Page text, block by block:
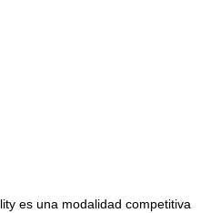
es una modalidad competitiva